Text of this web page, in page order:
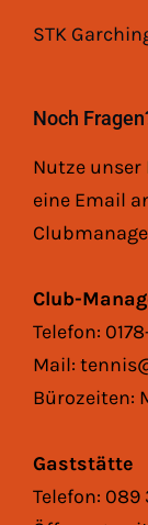
STK
Noch
Nutze unser
eine Email
Club-
Telefon:
Mail:
Bürozeiten:
Gaststätte
Telefon: